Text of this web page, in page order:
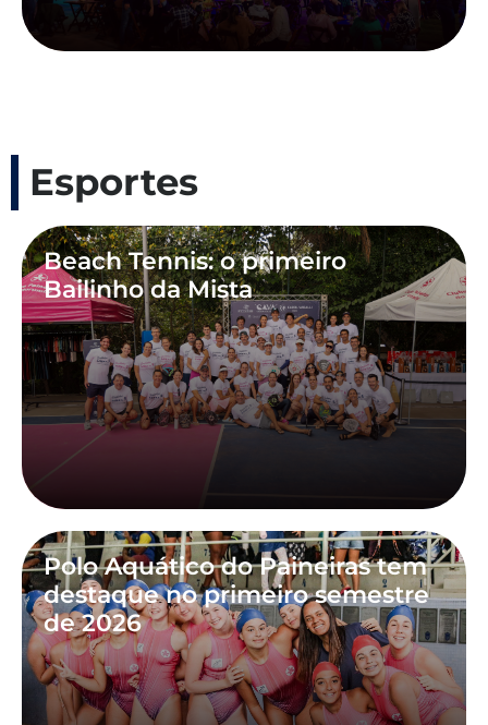
Esportes
Beach Tennis: o primeiro
Bailinho da Mista
Polo Aquático do Paineiras tem
destaque no primeiro semestre
de 2026